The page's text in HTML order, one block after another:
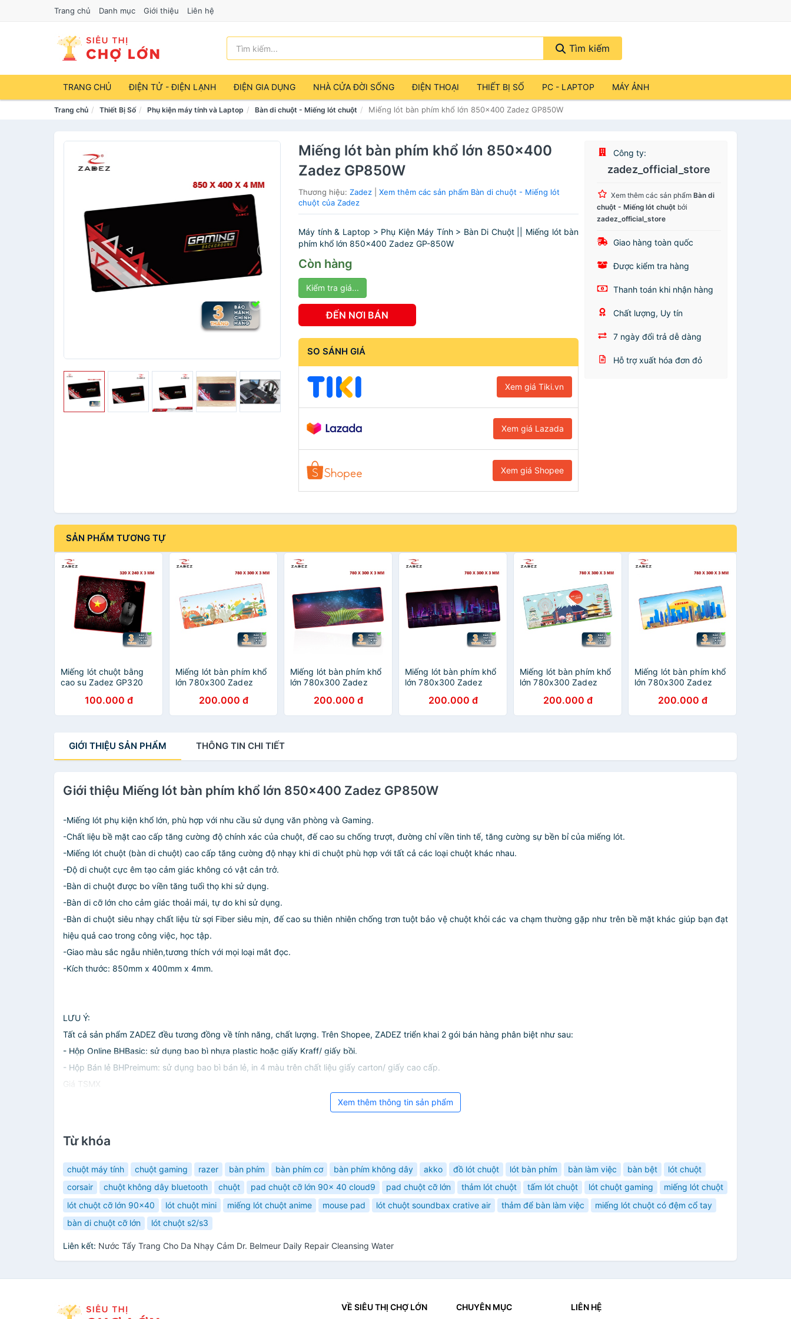
Trang chủ Danh mục Giới thiệu Liên hệ
Tìm kiếm
TRANG CHỦ ĐIỆN TỬ - ĐIỆN LẠNH ĐIỆN GIA DỤNG NHÀ CỬA ĐỜI SỐNG ĐIỆN THOẠI THIẾT BỊ SỐ PC - LAPTOP MÁY ẢNH
Trang chủ Thiết Bị Số Phụ kiện máy tính và Laptop Bàn di chuột - Miếng lót chuột Miếng lót bàn phím khổ lớn 850x400 Zadez GP850W
Miếng lót bàn phím khổ lớn 850x400
Zadez GP850W
Thương hiệu:Zadez |Xem thêm các sản phẩm Bàn di chuột - Miếng lót
chuột của Zadez
Máy tính & Laptop > Phụ Kiện Máy Tính > Bàn Di Chuột || Miếng lót bàn
phím khổ lớn 850x400 Zadez GP-850W
Còn hàng
Kiểm tra giá...
ĐẾN NƠI BÁN
SO SÁNH GIÁ
Xem giá Tiki.vn
Xem giá Lazada
Xem giá Shopee
Công ty:
zadez_official_store
Xem thêm các sản phẩmBàn di
chuột - Miếng lót chuột bởi
zadez_official_store
Giao hàng toàn quốc
Được kiểm tra hàng
Thanh toán khi nhận hàng
Chất lượng, Uy tín
7 ngày đổi trả dễ dàng
Hỗ trợ xuất hóa đơn đỏ
SẢN PHẨM TƯƠNG TỰ
Miếng lót chuột bằng
cao su Zadez GP320
100.000 đ
Miếng lót bàn phím khổ
lớn 780x300 Zadez
200.000 đ
Miếng lót bàn phím khổ
lớn 780x300 Zadez
200.000 đ
Miếng lót bàn phím khổ
lớn 780x300 Zadez
200.000 đ
Miếng lót bàn phím khổ
lớn 780x300 Zadez
200.000 đ
Miếng lót bàn phím khổ
lớn 780x300 Zadez
200.000 đ
GIỚI THIỆU SẢN PHẨM THÔNG TIN CHI TIẾT
Giới thiệu Miếng lót bàn phím khổ lớn 850x400 Zadez GP850W
-Miếng lót phụ kiện khổ lớn, phù hợp với nhu cầu sử dụng văn phòng và Gaming.
-Chất liệu bề mặt cao cấp tăng cường độ chính xác của chuột, đế cao su chống trượt, đường chỉ viền tinh tế, tăng cường sự bền bỉ của miếng lót.
-Miếng lót chuột (bàn di chuột) cao cấp tăng cường độ nhạy khi di chuột phù hợp với tất cả các loại chuột khác nhau.
-Độ di chuột cực êm tạo cảm giác không có vật cản trở.
-Bàn di chuột được bo viền tăng tuổi thọ khi sử dụng.
-Bàn di cỡ lớn cho cảm giác thoải mái, tự do khi sử dụng.
-Bàn di chuột siêu nhạy chất liệu từ sợi Fiber siêu mịn, đế cao su thiên nhiên chống trơn tuột bảo vệ chuột khỏi các va chạm thường gặp như trên bề mặt khác giúp bạn đạt
hiệu quả cao trong công việc, học tập.
-Giao màu sắc ngẫu nhiên,tương thích với mọi loại mắt đọc.
-Kích thước: 850mm x 400mm x 4mm.
LƯU Ý:
Tất cả sản phẩm ZADEZ đều tương đồng về tính năng, chất lượng. Trên Shopee, ZADEZ triển khai 2 gói bán hàng phân biệt như sau:
- Hộp Online BHBasic: sử dụng bao bì nhựa plastic hoặc giấy Kraff/ giấy bồi.
- Hộp Bán lẻ BHPreimum: sử dụng bao bì bán lẻ, in 4 màu trên chất liệu giấy carton/ giấy cao cấp.
Giá TSMX
Xem thêm thông tin sản phẩm
Từ khóa
chuột máy tính chuột gaming razer bàn phím bàn phím cơ bàn phím không dây akko đồ lót chuột lót bàn phím bàn làm việc bàn bệt
lót chuột
corsair
chuột không dây bluetooth chuột pad chuột cỡ lớn 90x 40 cloud9 pad chuột cỡ lớn thảm lót chuột tấm lót chuột lót chuột gaming
miếng lót chuột
lót chuột cỡ lớn 90x40
lót chuột mini miếng lót chuột anime mouse pad lót chuột soundbax crative air thảm để bàn làm việc
miếng lót chuột có đệm cổ tay
bàn di chuột cỡ lớn
lót chuột s2/s3
Liên kết: Nước Tẩy Trang Cho Da Nhạy Cảm Dr. Belmeur Daily Repair Cleansing Water
VỀ SIÊU THỊ CHỢ LỚN CHUYÊN MỤC LIÊN HỆ